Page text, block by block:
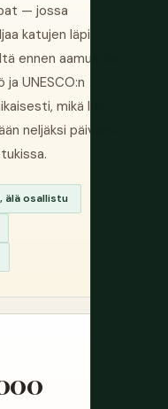
— jossa
katujen läpi
ennen aamua. Se
UNESCO:n
mikä luo
neljäksi päiväksi
älä osallistu